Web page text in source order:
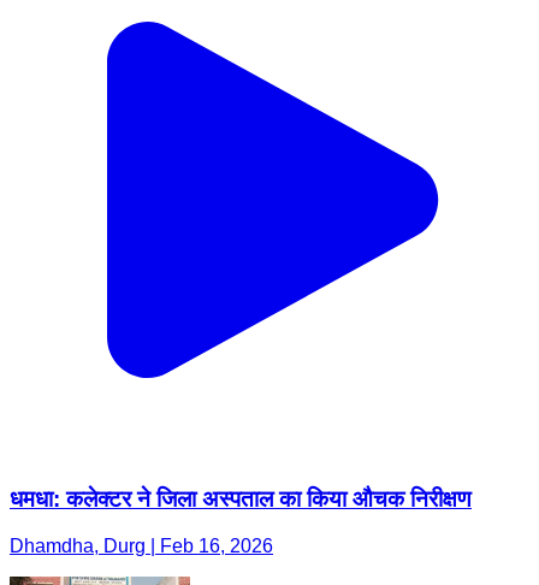
धमधा: कलेक्टर ने जिला अस्पताल का किया औचक निरीक्षण
Dhamdha, Durg | Feb 16, 2026